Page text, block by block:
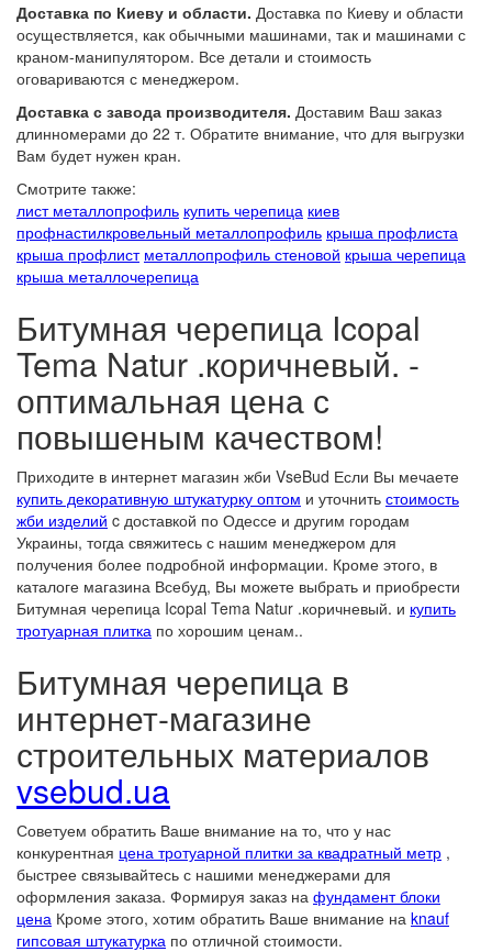
Доставка по Киеву и области. Доставка по Киеву и области
осуществляется, как обычными машинами, так и машинами с
краном-манипулятором. Все детали и стоимость
оговариваются с менеджером.
Доставка с завода производителя. Доставим Ваш заказ
длинномерами до 22 т. Обратите внимание, что для выгрузки
Вам будет нужен кран.
Смотрите также:
лист металлопрофиль купить черепица киев
профнастилкровельный металлопрофиль крыша профлиста
крыша профлист металлопрофиль стеновой крыша черепица
крыша металлочерепица
Битумная черепица Icopal
Tema Natur .коричневый. -
оптимальная цена с
повышеным качеством!
Приходите в интернет магазин жби VseBud Если Вы мечаете
купить декоративную штукатурку оптом и уточнить стоимость
жби изделий c доставкой по Одессе и другим городам
Украины, тогда свяжитесь с нашим менеджером для
получения более подробной информации. Кроме этого, в
каталоге магазина Всебуд, Вы можете выбрать и приобрести
Битумная черепица Icopal Tema Natur .коричневый. и купить
тротуарная плитка по хорошим ценам..
Битумная черепица в
интернет-магазине
строительных материалов
vsebud.ua
Советуем обратить Ваше внимание на то, что у нас
конкурентная цена тротуарной плитки за квадратный метр ,
быстрее связывайтесь с нашими менеджерами для
оформления заказа. Формируя заказ на фундамент блоки
цена Кроме этого, хотим обратить Ваше внимание на knauf
гипсовая штукатурка по отличной стоимости.